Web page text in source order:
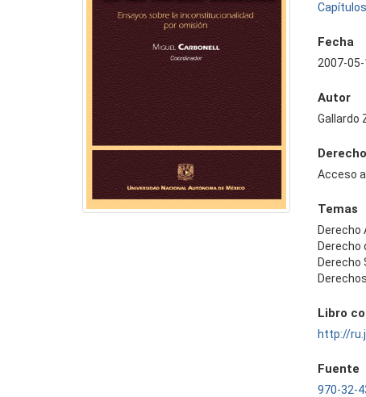
Fecha
2007-
Autor
Gallardo
Acceso
Temas
Derecho
Derecho
Derecho
Libro
http://
Fuente
970-32-